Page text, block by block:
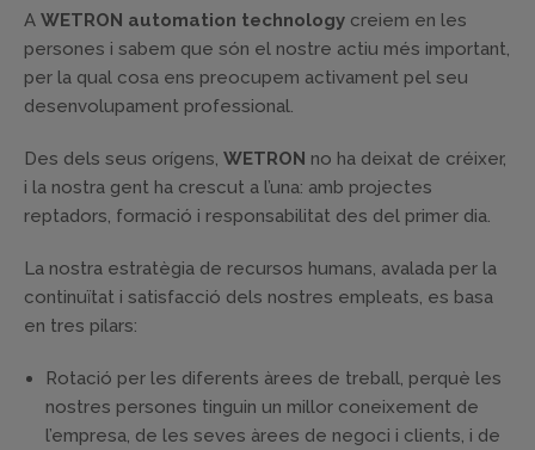
A WETRON automation technology creiem en les
persones i sabem que són el nostre actiu més important,
per la qual cosa ens preocupem activament pel seu
desenvolupament professional.
Des dels seus orígens, WETRON no ha deixat de créixer,
i la nostra gent ha crescut a l’una: amb projectes
reptadors, formació i responsabilitat des del primer dia.
La nostra estratègia de recursos humans, avalada per la
continuïtat i satisfacció dels nostres empleats, es basa
en tres pilars:
Rotació per les diferents àrees de treball, perquè les
nostres persones tinguin un millor coneixement de
l’empresa, de les seves àrees de negoci i clients, i de